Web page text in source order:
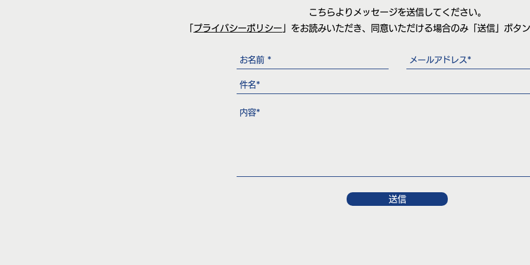
こちらよりメッセージを送信してください。
プライバシーポリシー 」をお読みいただき、同意いただける場合のみ「送信」ボタ
送信